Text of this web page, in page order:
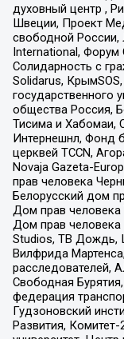
духовный центр ,
Швеции, Проект
свободной России,
International,
Солидарность с
Solidarus,
государственного
общества Россия,
Тисима и Хабомаи,
Интернешнл, Фонд
церквей TCCN,
Novaja Gazeta-
прав человека
Белорусский дом
Дом прав человека
Дом прав
Studios, ТВ Дождь,
Вилфрида
расследователей,
Свободная
федерация
Гудзоновский
Развития,